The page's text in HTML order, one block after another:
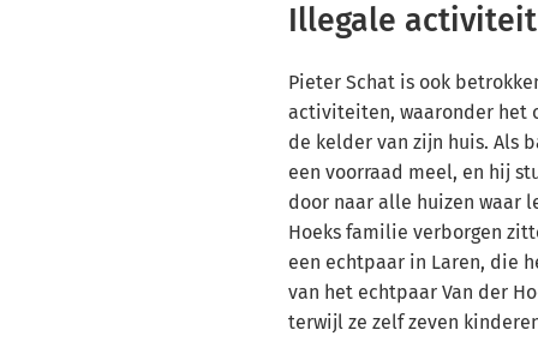
Illegale
Pieter Schat is ook
activiteiten, waaronder het
de kelder van zijn huis. Als
een voorraad meel, en hij
door naar alle huizen waar
Hoeks familie verborgen
een echtpaar in Laren, die
van het echtpaar Van der
terwijl ze zelf zeven